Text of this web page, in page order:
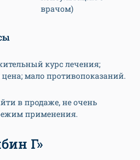
врачом)
курс лечения;
цена; мало противопоказаний.
в продаже, не очень
применения.
Г»